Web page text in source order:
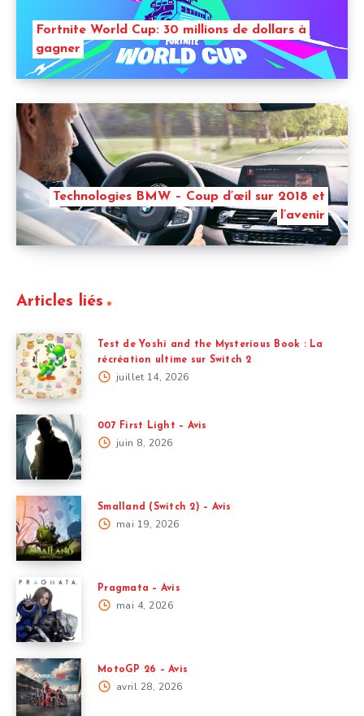
Fortnite World Cup: 30 millions de dollars à
gagner
Technologies BMW – Coup d’œil sur 2018 et
l’avenir
Articles liés
Test de Yoshi and the Mysterious Book : La
récréation ultime sur Switch 2
juillet 14, 2026
007 First Light – Avis
juin 8, 2026
Smalland (Switch 2) – Avis
mai 19, 2026
Pragmata – Avis
mai 4, 2026
MotoGP 26 – Avis
avril 28, 2026